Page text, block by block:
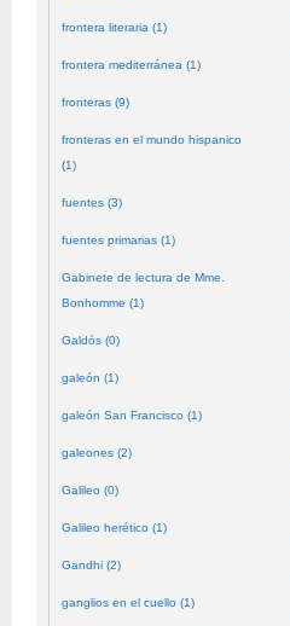
frontera literaria (1)
frontera mediterránea (1)
fronteras (9)
fronteras en el mundo hispanico
(1)
fuentes (3)
fuentes primarias (1)
Gabinete de lectura de Mme.
Bonhomme (1)
Galdós (0)
galeón (1)
galeón San Francisco (1)
galeones (2)
Galileo (0)
Galileo herético (1)
Gandhi (2)
ganglios en el cuello (1)